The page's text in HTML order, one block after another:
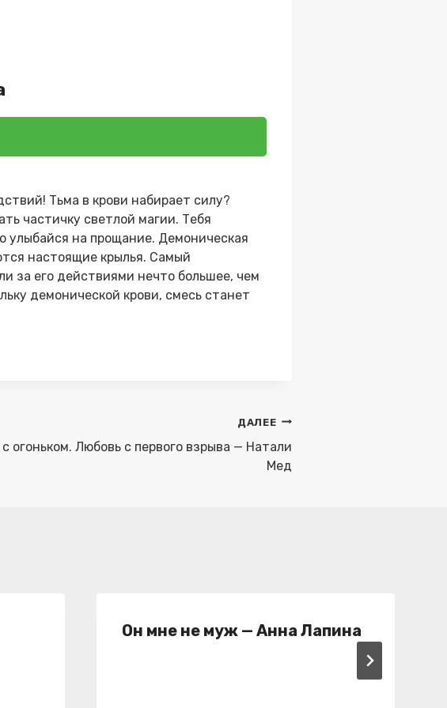
Тьма в крови набирает силу?
частичку светлой магии. Тебя
улыбайся на прощание. Демоническая
настоящие крылья. Самый
за его действиями нечто большее, чем
демонической крови, смесь станет
ДАЛЕЕ
огоньком. Любовь с первого взрыва — Натали
Мед
Он мне не муж — Анна Лапина